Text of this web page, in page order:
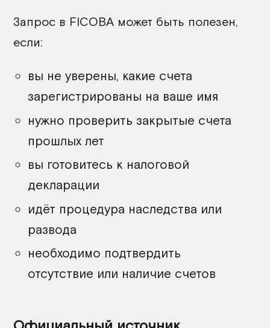
Запрос в FICOBA может быть полезен,
если:
вы не уверены, какие счета
зарегистрированы на ваше имя
нужно проверить закрытые счета
прошлых лет
вы готовитесь к налоговой
декларации
идёт процедура наследства или
развода
необходимо подтвердить
отсутствие или наличие счетов